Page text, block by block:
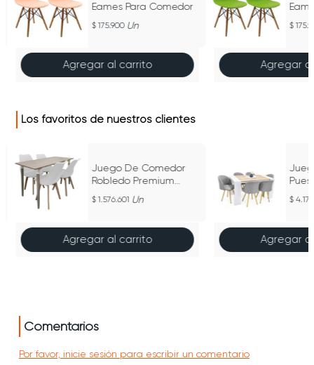
Eames Para Comedor
175.900 Un
Agregar al carrito Agregar
Los favoritos de nuestros clientes
Juego De Comedor
Robledo Premium
Habano 4 Puestos Sillas
Milano
1.576.601 Un
Agregar al carrito
en
Agregar
Comentarios
Por favor, inicie sesión para escribir un comentario